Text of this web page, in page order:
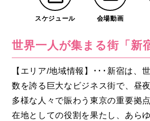
スケジュール 会場動画
世界一人が集まる街「新
【エリア/地域情報】･･･新宿は、
数を誇る巨大なビジネス街で、昼
多様な人々で賑わう東京の重要拠
在地としての役割を果たし、あら